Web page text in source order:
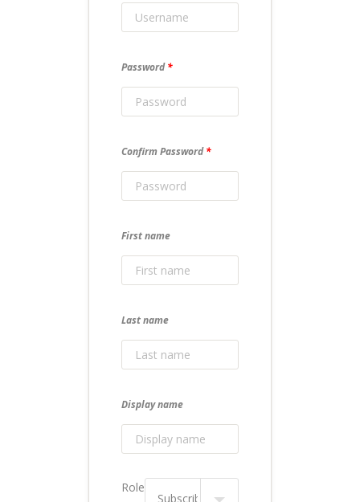
Password*
Confirm Password*
First name
Last name
Display name
Role